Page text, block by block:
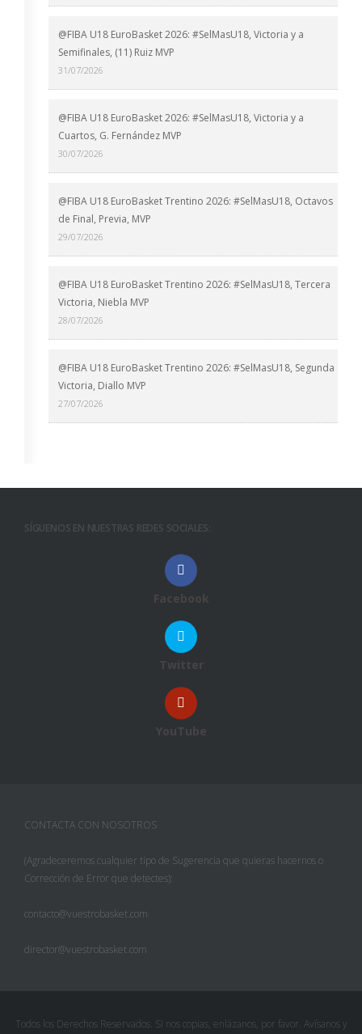
@FIBA U18 EuroBasket 2026: #SelMasU18, Victoria y a
Semifinales, (11) Ruiz MVP
31/07/2026
@FIBA U18 EuroBasket 2026: #SelMasU18, Victoria y a
Cuartos, G. Fernández MVP
30/07/2026
@FIBA U18 EuroBasket Trentino 2026: #SelMasU18, Octavos
de Final, Previa, MVP
29/07/2026
@FIBA U18 EuroBasket Trentino 2026: #SelMasU18, Tercera
Victoria, Niebla MVP
28/07/2026
@FIBA U18 EuroBasket Trentino 2026: #SelMasU18, Segunda
Victoria, Diallo MVP
27/07/2026
SÍGUENOS EN NUESTRAS REDES SOCIALES:
Facebook
Twitter
YouTube
CONTACTA CON NOSOTROS
(Agradeceremos cualquier tipo de Sugerencia que quieras hacernos o
Corrección de Error que detectes):
contacto@vuestrobasket.com
director@vuestrobasket.com
Todos los Derechos Reservados. Si nos copias, enlázanos, por favor. Avísanos y